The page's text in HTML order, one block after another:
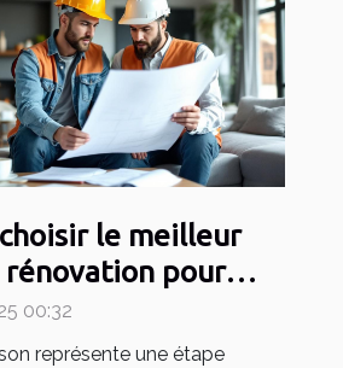
le meilleur
rénovation pour
?
00:32
représente une étape